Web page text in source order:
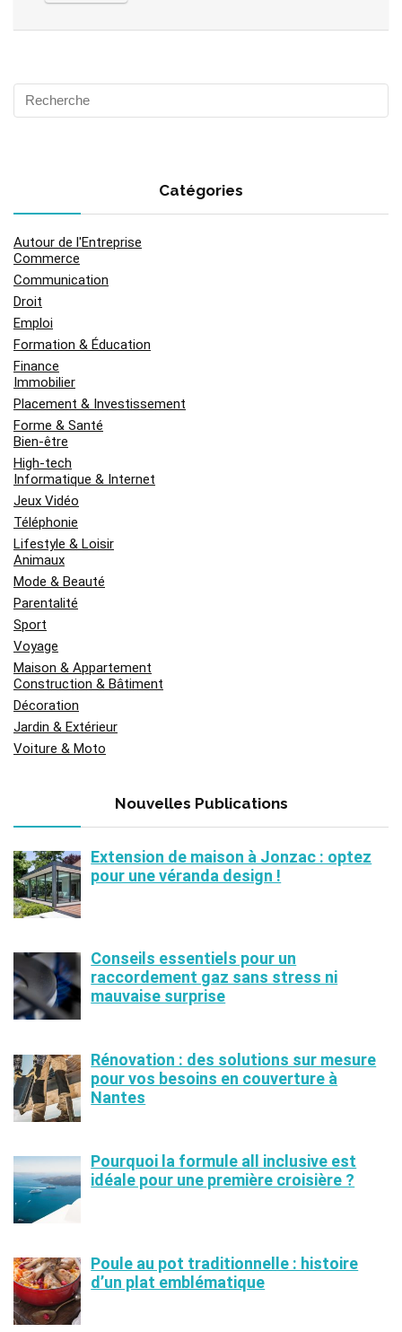
Catégories
Autour de l'Entreprise
Commerce
Communication
Droit
Emploi
Formation & Éducation
Finance
Immobilier
Placement & Investissement
Forme & Santé
Bien-être
High-tech
Informatique & Internet
Jeux Vidéo
Téléphonie
Lifestyle & Loisir
Animaux
Mode & Beauté
Parentalité
Sport
Voyage
Maison & Appartement
Construction & Bâtiment
Décoration
Jardin & Extérieur
Voiture & Moto
Nouvelles Publications
Extension de maison à Jonzac : optez
pour une véranda design !
Conseils essentiels pour un
raccordement gaz sans stress ni
mauvaise surprise
Rénovation : des solutions sur mesure
pour vos besoins en couverture à
Nantes
Pourquoi la formule all inclusive est
idéale pour une première croisière ?
Poule au pot traditionnelle : histoire
d’un plat emblématique